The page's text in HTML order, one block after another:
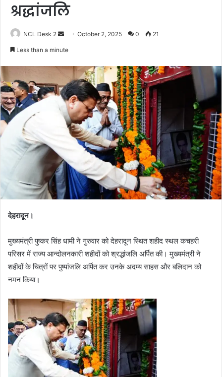
श्रद्धांजलि
NCL Desk 2
d
a
n
e
m
a
October 2, 2025 0 21
Less than a minute
देहरादून।
मुख्यमंत्री पुष्कर सिंह धामी ने गुरुवार को देहरादून स्थित शहीद स्थल कचहरी
परिसर में राज्य आन्दोलनकारी शहीदों को श्रद्धांजलि अर्पित की। मुख्यमंत्री ने
शहीदों के चित्रों पर पुष्पांजलि अर्पित कर उनके अदम्य साहस और बलिदान को
नमन किया।